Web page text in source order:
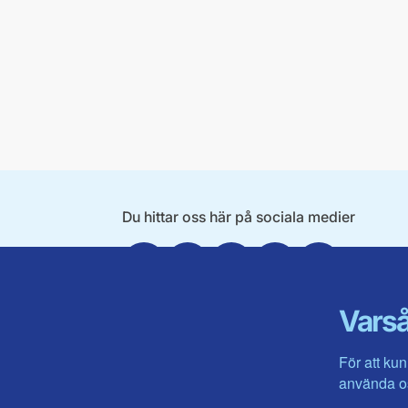
För att
använda
Du hittar oss här på sociala medier
Facebook
X InstagramLinkedinYoutube